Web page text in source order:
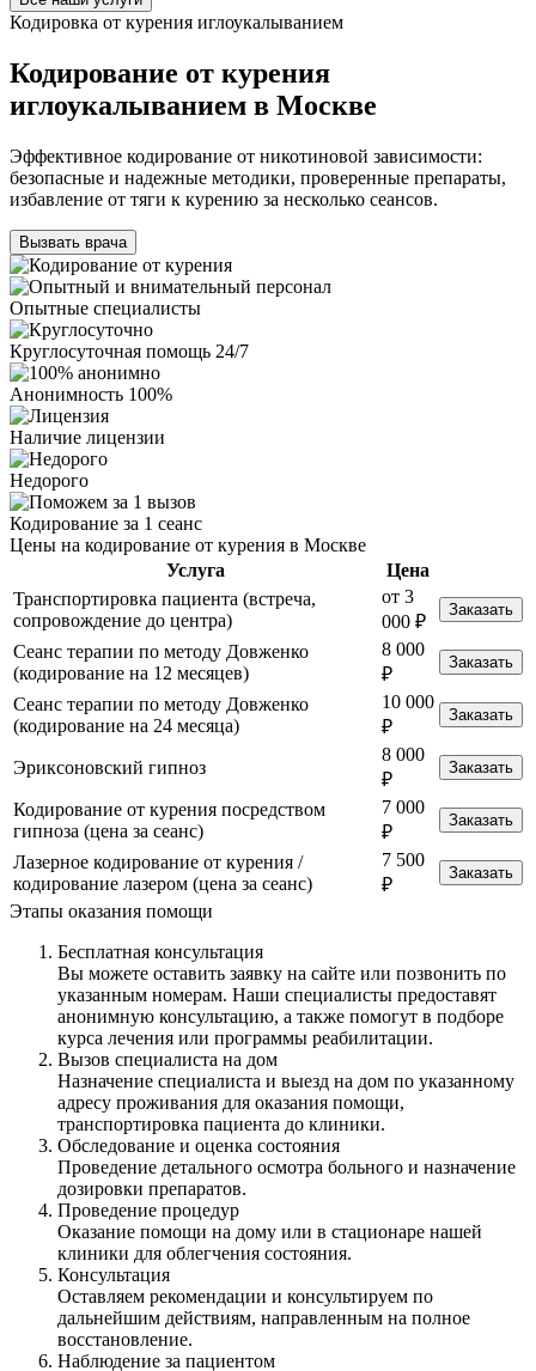
Кодировка от курения иглоукалыванием
Кодирование от курения
иглоукалыванием в Москве
Эффективное кодирование от никотиновой зависимости:
безопасные и надежные методики, проверенные препараты,
избавление от тяги к курению за несколько сеансов.
Вызвать врача
Опытные специалисты
Круглосуточная помощь 24/7
Анонимность 100%
Наличие лицензии
Недорого
Кодирование за 1 сеанс
Цены на кодирование от курения в Москве
Услуга
Цена
Транспортировка пациента (встреча,
сопровождение до центра)
от 3
000 ₽
Заказать
Сеанс терапии по методу Довженко
(кодирование на 12 месяцев)
8 000
₽
Заказать
Сеанс терапии по методу Довженко
(кодирование на 24 месяца)
10 000
₽
Заказать
Эриксоновский гипноз
8 000
₽
Заказать
Кодирование от курения посредством
гипноза (цена за сеанс)
7 000
₽
Заказать
Лазерное кодирование от курения /
кодирование лазером (цена за сеанс)
7 500
₽
Заказать
Этапы оказания помощи
Бесплатная консультация
Вы можете оставить заявку на сайте или позвонить по
указанным номерам. Наши специалисты предоставят
анонимную консультацию, а также помогут в подборе
курса лечения или программы реабилитации.
Вызов специалиста на дом
Назначение специалиста и выезд на дом по указанному
адресу проживания для оказания помощи,
транспортировка пациента до клиники.
Обследование и оценка состояния
Проведение детального осмотра больного и назначение
дозировки препаратов.
Проведение процедур
Оказание помощи на дому или в стационаре нашей
клиники для облегчения состояния.
Консультация
Оставляем рекомендации и консультируем по
дальнейшим действиям, направленным на полное
восстановление.
Наблюдение за пациентом